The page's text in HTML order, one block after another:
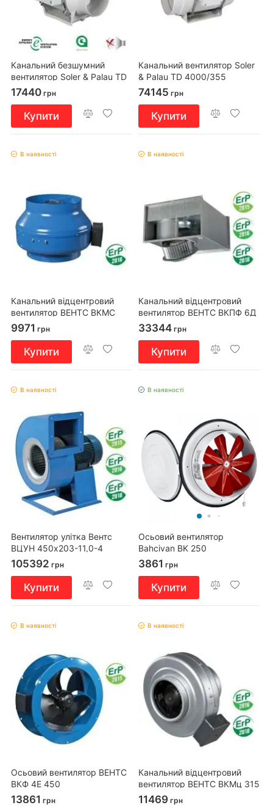
Канальний безшумний
вентилятор Soler & Palau TD
160/100 ECOWATT
17440 грн
Купити
Канальний вентилятор Soler
& Palau TD 4000/355
74145 грн
Купити
В наявності
Канальний відцентровий
вентилятор ВЕНТС ВКМС
160
9971 грн
Купити
В наявності
Канальний відцентровий
вентилятор ВЕНТС ВКПФ 6Д
600х300
33344 грн
Купити
В наявності
Вентилятор улітка Вентс
ВЦУН 450x203-11,0-4
105392 грн
Купити
В наявності
Осьовий вентилятор
Bahcivan BK 250
3861 грн
Купити
В наявності
Осьовий вентилятор ВЕНТС
ВКФ 4Е 450
13861 грн
В наявності
Канальний відцентровий
вентилятор ВЕНТС ВКМц 315
11469 грн